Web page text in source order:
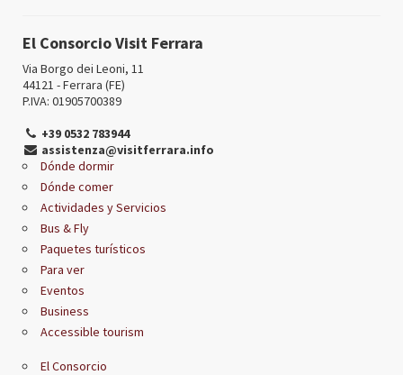
El Consorcio Visit Ferrara
Via Borgo dei Leoni, 11
44121 - Ferrara (FE)
P.IVA: 01905700389
+39 0532 783944
assistenza@visitferrara.info
Dónde dormir
Dónde comer
Actividades y Servicios
Bus & Fly
Paquetes turísticos
Para ver
Eventos
Business
Accessible tourism
El Consorcio